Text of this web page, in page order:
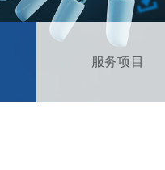
服务项目